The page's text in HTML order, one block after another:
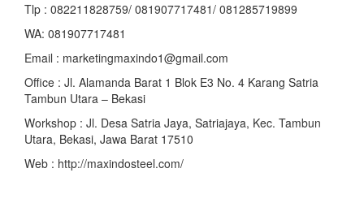
Tlp : 082211828759/ 081907717481/ 081285719899
WA: 081907717481
Email : marketingmaxindo1@gmail.com
Office : Jl. Alamanda Barat 1 Blok E3 No. 4 Karang Satria
Tambun Utara – Bekasi
Workshop : Jl. Desa Satria Jaya, Satriajaya, Kec. Tambun
Utara, Bekasi, Jawa Barat 17510
Web : http://maxindosteel.com/